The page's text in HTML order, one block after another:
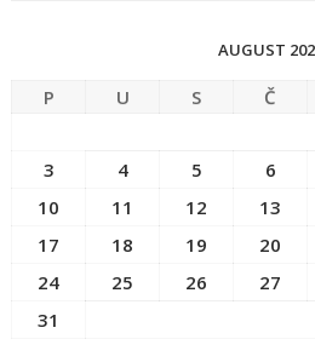
AUGUST
P U S Č
3
4 5 6
10
11 12 13
17
18 19 20
24
25 26 27
31